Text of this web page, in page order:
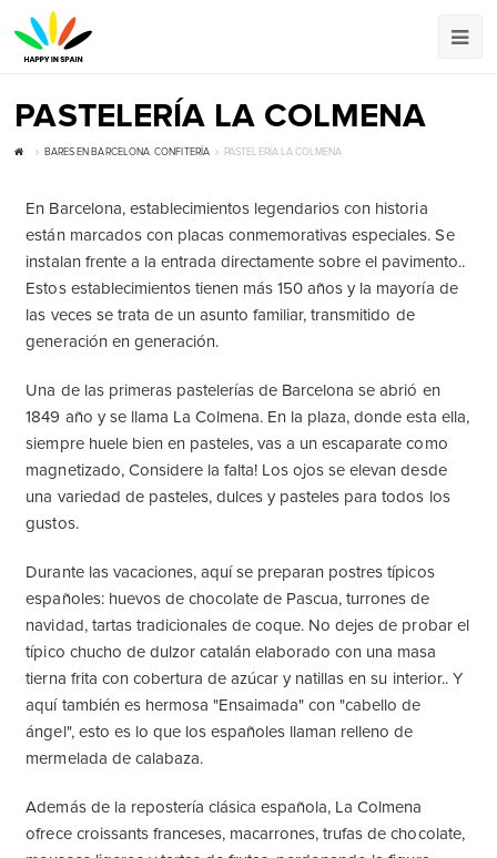
PASTELERÍA LA COLMENA
BARES EN BARCELONA,CONFITERÍA PASTELERÍA LA COLMENA
En Barcelona, ​​establecimientos legendarios con historia
están marcados con placas conmemorativas especiales. Se
instalan frente a la entrada directamente sobre el pavimento..
Estos establecimientos tienen más 150 años y la mayoría de
las veces se trata de un asunto familiar, transmitido de
generación en generación.
Una de las primeras pastelerías de Barcelona se abrió en
1849 año y se llama La Colmena. En la plaza, donde esta ella,
siempre huele bien en pasteles, vas a un escaparate como
magnetizado, Considere la falta! Los ojos se elevan desde
una variedad de pasteles, dulces y pasteles para todos los
gustos.
Durante las vacaciones, aquí se preparan postres típicos
españoles: huevos de chocolate de Pascua, turrones de
navidad, tartas tradicionales de coque. No dejes de probar el
típico chucho de dulzor catalán elaborado con una masa
tierna frita con cobertura de azúcar y natillas en su interior.. Y
aquí también es hermosa "Ensaimada" con "cabello de
ángel", esto es lo que los españoles llaman relleno de
mermelada de calabaza.
Además de la repostería clásica española, La Colmena
ofrece croissants franceses, macarrones, trufas de chocolate,